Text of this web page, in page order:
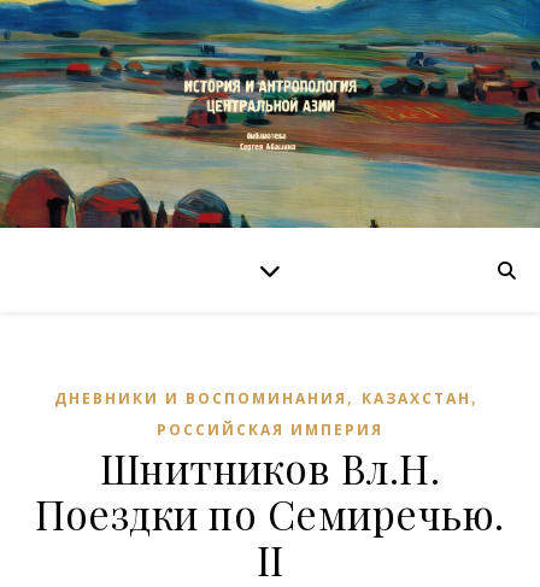
ДНЕВНИКИ И ВОСПОМИНАНИЯ , КАЗАХСТАН ,
РОССИЙСКАЯ ИМПЕРИЯ
Шнитников Вл.Н.
Поездки по Семиречью.
II